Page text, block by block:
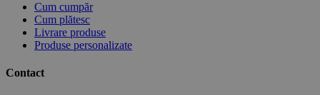
Cum cumpăr
Cum plătesc
Livrare produse
Produse personalizate
Contact